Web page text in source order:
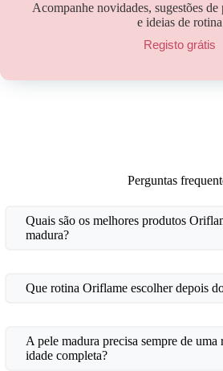
Acompanhe novidades, sugestões
e ideias de rotina
Registo grátis
Perguntas
Quais são os melhores produtos
madura?
Que rotina Oriflame escolher depois
A pele madura precisa sempre de uma
idade completa?